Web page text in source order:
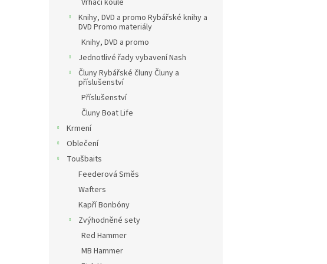
Vrhací koule
Knihy, DVD a promo Rybářské knihy a
DVD Promo materiály
Knihy, DVD a promo
Jednotlivé řady vybavení Nash
Čluny Rybářské čluny Čluny a
příslušenství
Příslušenství
Čluny Boat Life
Krmení
Oblečení
Toušbaits
Feederová Směs
Wafters
Kapří Bonbóny
Zvýhodněné sety
Red Hammer
MB Hammer